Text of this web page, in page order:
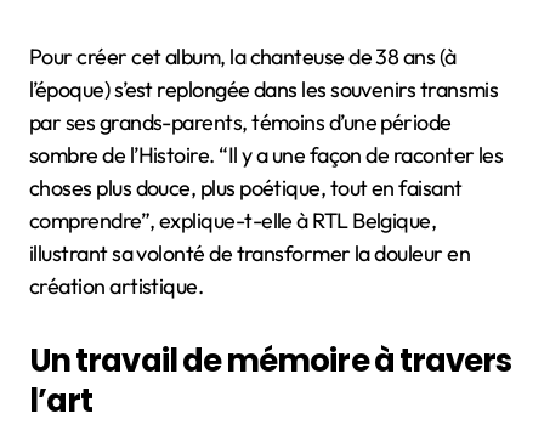
Pour créer cet album, la chanteuse de 38 ans (à
l’époque) s’est replongée dans les souvenirs transmis
par ses grands-parents, témoins d’une période
sombre de l’Histoire. “Il y a une façon de raconter les
choses plus douce, plus poétique, tout en faisant
comprendre”, explique-t-elle à RTL Belgique,
illustrant sa volonté de transformer la douleur en
création artistique.
Un travail de mémoire à travers
l’art